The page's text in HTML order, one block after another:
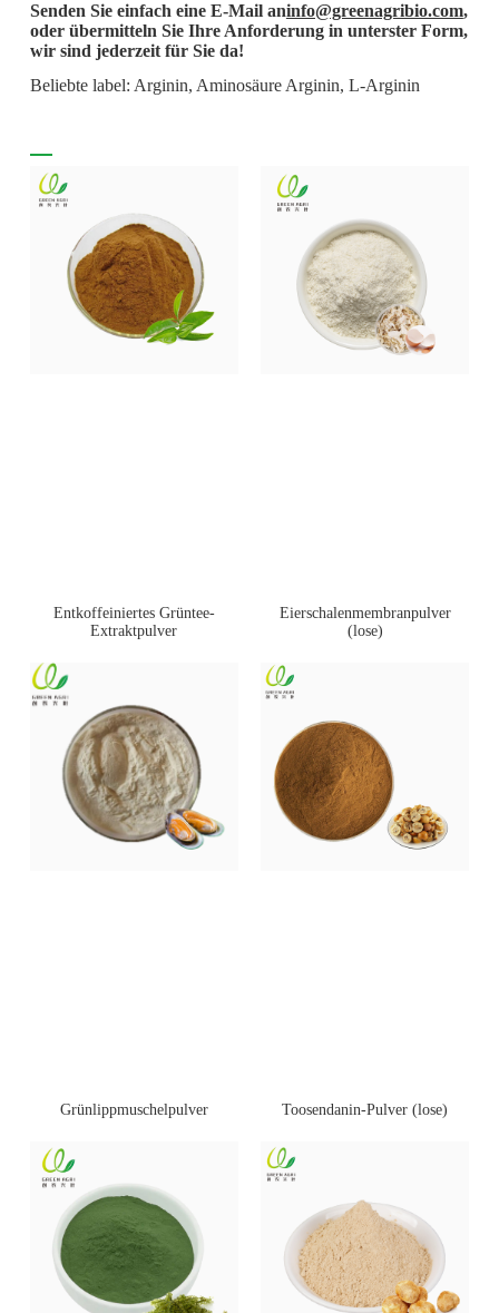
Senden Sie einfach eine E-Mail aninfo@greenagribio.com,
oder übermitteln Sie Ihre Anforderung in unterster Form,
wir sind jederzeit für Sie da!
Beliebte label: Arginin, Aminosäure Arginin, L-Arginin
Entkoffeiniertes Grüntee-
Extraktpulver
Eierschalenmembranpulver
(lose)
Grünlippmuschelpulver Toosendanin-Pulver (lose)